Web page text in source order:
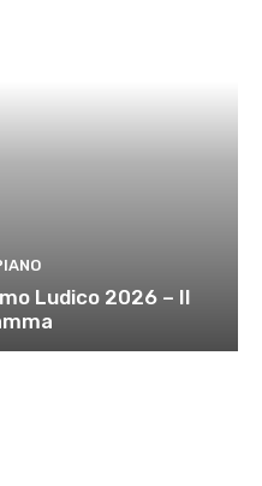
Ludico 2026 – Il